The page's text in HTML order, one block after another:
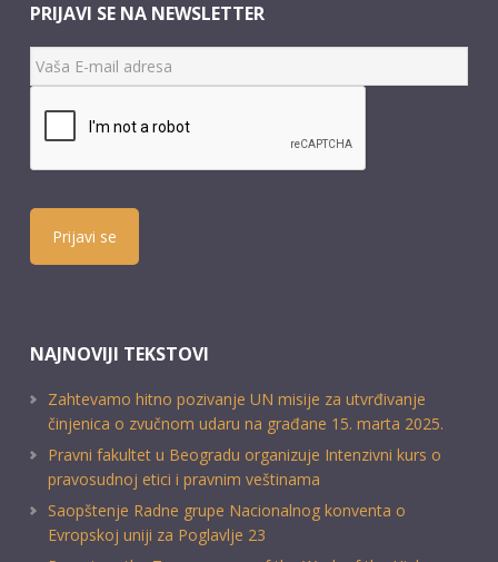
PRIJAVI SE NA NEWSLETTER
Prijavi se
NAJNOVIJI TEKSTOVI
Zahtevamo hitno pozivanje UN misije za utvrđivanje
činjenica o zvučnom udaru na građane 15. marta 2025.
Pravni fakultet u Beogradu organizuje Intenzivni kurs o
pravosudnoj etici i pravnim veštinama
Saopštenje Radne grupe Nacionalnog konventa o
Evropskoj uniji za Poglavlje 23